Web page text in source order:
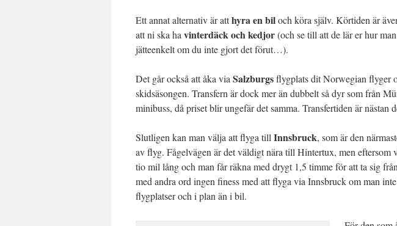
Ett annat alternativ är atthyra en biloch köra själv. Körtiden är
att ni ska ha vinterdäck och kedjor(och se till att de lär er hur
jätteenkelt om du inte gjort det förut…).
Det går också att åka via Salzburgsflygplats dit Norwegian flyger
skidsäsongen. Transfern är dock mer än dubbelt så dyr som från
minibuss, då priset blir ungefär det samma. Transfertiden är nästan
Slutligen kan man välja att flyga till Innsbruck, som är den
av flyg. Fågelvägen är det väldigt nära till Hintertux, men eftersom
tio mil lång och man får räkna med drygt 1,5 timme för att ta sig
med andra ord ingen finess med att flyga via Innsbruck om man
flygplatser och i plan än i bil.